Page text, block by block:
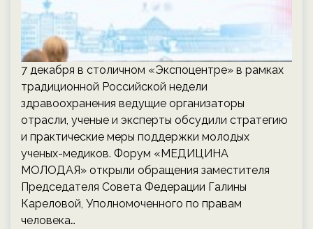
7 декабря в столичном «Экспоцентре» в рамках
традиционной Российской недели
здравоохранения ведущие организаторы
отрасли, ученые и эксперты обсудили стратегию
и практические меры поддержки молодых
ученых-медиков. Форум «МЕДИЦИНА
МОЛОДАЯ» открыли обращения заместителя
Председателя Совета Федерации Галины
Кареловой, Уполномоченного по правам
человека…